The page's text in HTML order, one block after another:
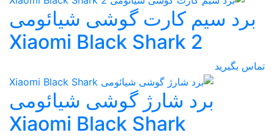
برد سیم کارت گوشی شیائومی
Xiaomi Black Shark 2
تماس بگیرید
برد شارژ گوشی شیائومی
Xiaomi Black Shark